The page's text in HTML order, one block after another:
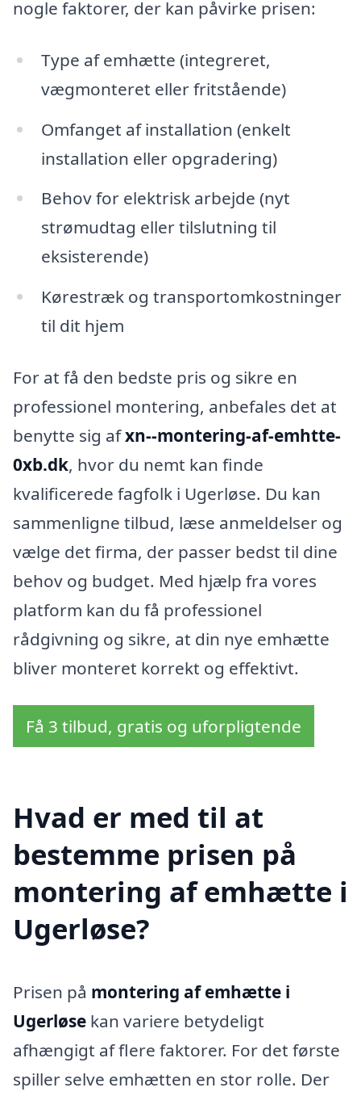
nogle faktorer, der kan påvirke prisen:
Type af emhætte (integreret,
vægmonteret eller fritstående)
Omfanget af installation (enkelt
installation eller opgradering)
Behov for elektrisk arbejde (nyt
strømudtag eller tilslutning til
eksisterende)
Kørestræk og transportomkostninger
til dit hjem
For at få den bedste pris og sikre en
professionel montering, anbefales det at
benytte sig afxn--montering-af-emhtte-
0xb.dk, hvor du nemt kan finde
kvalificerede fagfolk i Ugerløse. Du kan
sammenligne tilbud, læse anmeldelser og
vælge det firma, der passer bedst til dine
behov og budget. Med hjælp fra vores
platform kan du få professionel
rådgivning og sikre, at din nye emhætte
bliver monteret korrekt og effektivt.
Få 3 tilbud, gratis og uforpligtende
Hvad er med til at
bestemme prisen på
montering af emhætte i
Ugerløse?
Prisen på montering af emhætte i
Ugerløse kan variere betydeligt
afhængigt af flere faktorer. For det første
spiller selve emhætten en stor rolle. Der